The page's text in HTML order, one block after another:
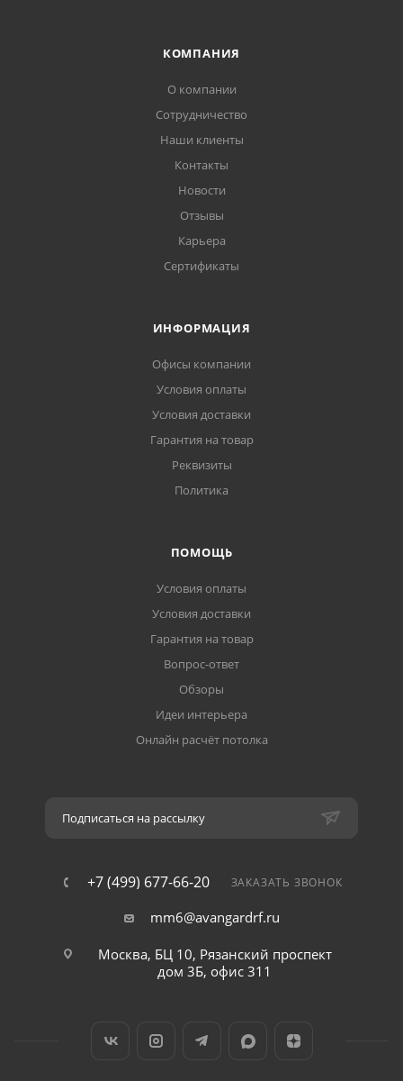
КОМПАНИЯ
О компании
Сотрудничество
Наши клиенты
Контакты
Новости
Отзывы
Карьера
Сертификаты
ИНФОРМАЦИЯ
Офисы компании
Условия оплаты
Условия доставки
Гарантия на товар
Реквизиты
Политика
ПОМОЩЬ
Условия оплаты
Условия доставки
Гарантия на товар
Вопрос-ответ
Обзоры
Идеи интерьера
Онлайн расчёт потолка
Подписаться на рассылку
+7 (499) 677-66-20 ЗАКАЗАТЬ ЗВОНОК
mm6@avangardrf.ru
Москва, БЦ 10, Рязанский проспект
дом 3Б, офис 311